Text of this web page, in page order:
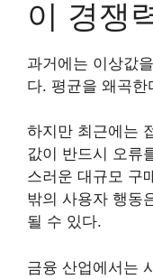
이 경쟁
과거에는 이상값
다. 평균을 왜곡
하지만 최근에는
값이 반드시 오류
스러운 대규모 구
밖의 사용자 행동
될 수 있다.
금융 산업에서는